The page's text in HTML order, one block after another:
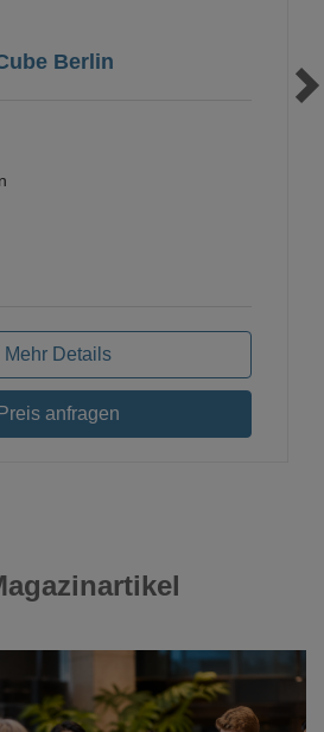
Berlin
Mehr Details
Preis anfragen